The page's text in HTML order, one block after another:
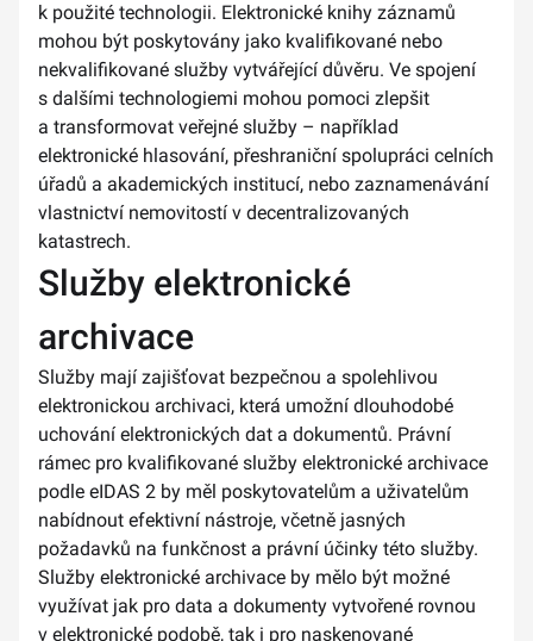
k použité technologii. Elektronické knihy záznamů
mohou být poskytovány jako kvalifikované nebo
nekvalifikované služby vytvářející důvěru. Ve spojení
s dalšími technologiemi mohou pomoci zlepšit
a transformovat veřejné služby – například
elektronické hlasování, přeshraniční spolupráci celních
úřadů a akademických institucí, nebo zaznamenávání
vlastnictví nemovitostí v decentralizovaných
katastrech.
Služby elektronické
archivace
Služby mají zajišťovat bezpečnou a spolehlivou
elektronickou archivaci, která umožní dlouhodobé
uchování elektronických dat a dokumentů. Právní
rámec pro kvalifikované služby elektronické archivace
podle eIDAS 2 by měl poskytovatelům a uživatelům
nabídnout efektivní nástroje, včetně jasných
požadavků na funkčnost a právní účinky této služby.
Služby elektronické archivace by mělo být možné
využívat jak pro data a dokumenty vytvořené rovnou
v elektronické podobě, tak i pro naskenované